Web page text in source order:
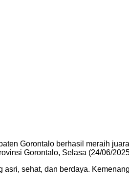
Gorontalo berhasil meraih
Gorontalo, Selasa (24/06/
sehat, dan berdaya.